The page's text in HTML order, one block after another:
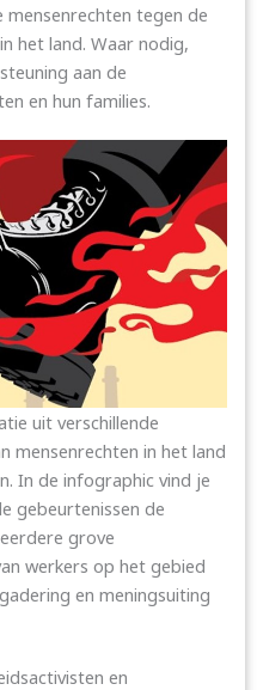
tegen de
het land. Waar nodig,
aan de
en hun families.
uit verschillende
mensenrechten in het land
In de infographic vind je
gebeurtenissen de
grove
werkers op het gebied
en meningsuiting
en